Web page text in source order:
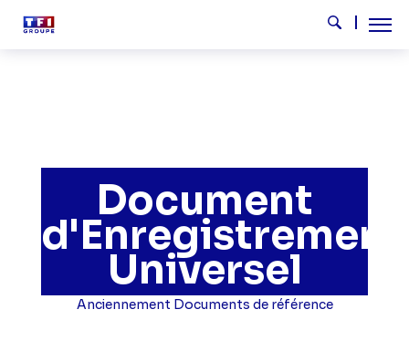
Document
d'Enregistrement
Universel
Anciennement Documents de référence